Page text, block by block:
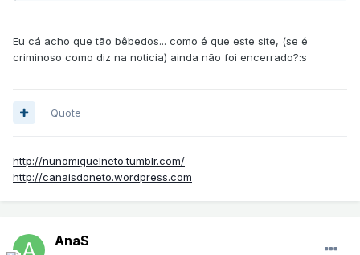
Eu cá acho que tão bêbedos... como é que este site, (se é
criminoso como diz na noticia) ainda não foi encerrado?:s
Quote
http://nunomiguelneto.tumblr.com/
http://canaisdoneto.wordpress.com
AnaS